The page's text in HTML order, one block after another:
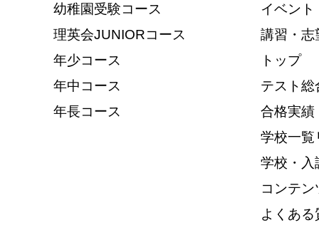
幼稚園受験コース
理英会JUNIORコース
年少コース
年中コース
年長コース
イベント
講習・志
トップ
テスト総
合格実績
学校一覧
学校・入
コンテン
よくある